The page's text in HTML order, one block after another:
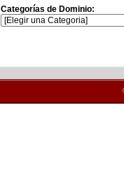
Categorías de Dominio: